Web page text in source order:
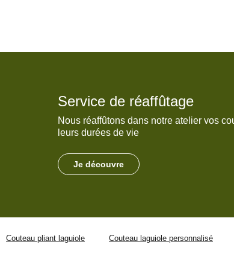
Service de réaffûtage
Nous réaffûtons dans notre atelier vos
leurs durées de vie
Je découvre
Couteau pliant laguiole Couteau laguiole personnalisé